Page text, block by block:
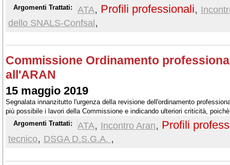
impiego.
Argomenti Trattati: ATA, Profili professionali,
dello SNALS-Confsal,
Commissione Ordinamento
all'ARAN
15 maggio 2019
Segnalata innanzitutto l'urgenza della revisione dell'ordinamento
più possibile i lavori della Commissione e indicando ulteriori criticità,
anni e si richiede una sempre maggiore professionalità al personale, e ciò
formazione e le lacune del sistema di reclutamento
Argomenti Trattati: ATA, Incontro Aran, Profili
tecnico, DSGA D.S.G.A. ,